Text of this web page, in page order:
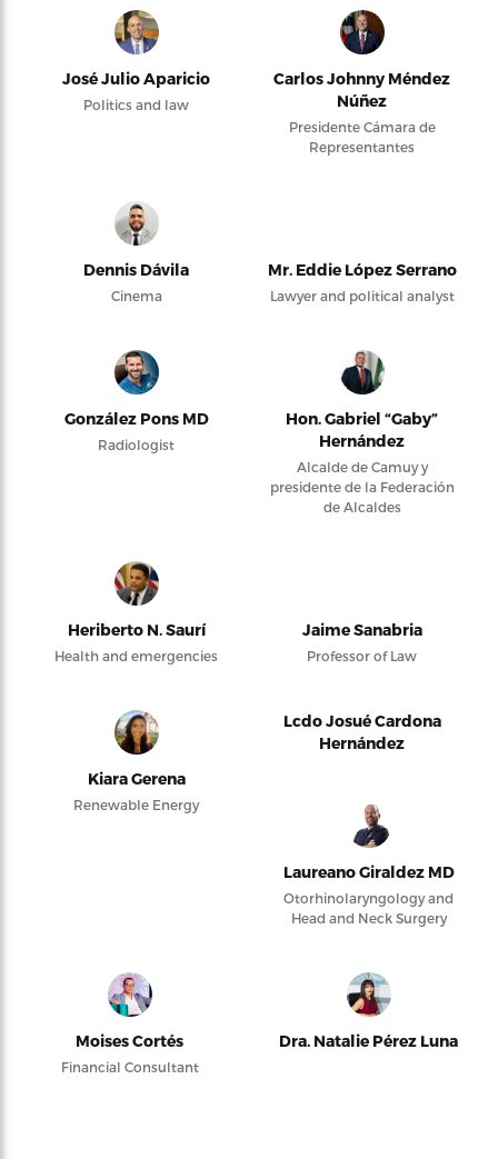
José Julio Aparicio
Politics and law
Carlos Johnny Méndez
Núñez
Presidente Cámara de
Representantes
Dennis Dávila
Cinema
Mr. Eddie López Serrano
Lawyer and political analyst
González Pons MD
Radiologist
Hon. Gabriel “Gaby”
Hernández
Alcalde de Camuy y
presidente de la Federación
de Alcaldes
Heriberto N. Saurí
Health and emergencies
Jaime Sanabria
Professor of Law
Kiara Gerena
Renewable Energy
Lcdo Josué Cardona
Hernández
Laureano Giraldez MD
Otorhinolaryngology and
Head and Neck Surgery
Moises Cortés
Financial Consultant
Dra. Natalie Pérez Luna